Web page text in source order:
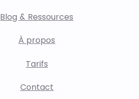
Blog & Ressources
À propos
Tarifs
Contact